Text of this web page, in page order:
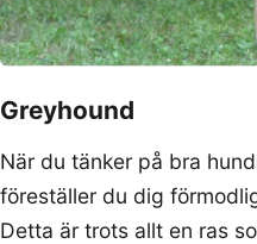
Greyhound
När du tänker på bra
föreställer du dig
Detta är trots allt en ras